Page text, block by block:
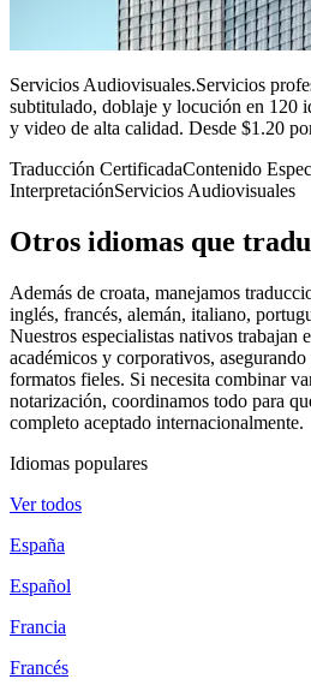
Servicios Audiovisuales.Servicios
subtitulado, doblaje y locución en 120
y video de alta calidad. Desde $1.20
Traducción CertificadaContenido
InterpretaciónServicios Audiovisuales
Otros idiomas que
Además de croata, manejamos
inglés, francés, alemán, italiano,
Nuestros especialistas nativos trabajan
académicos y corporativos,
formatos fieles. Si necesita combinar
notarización, coordinamos todo para
completo aceptado internacionalmente.
Idiomas populares
Ver todos
España
Español
Francia
Francés